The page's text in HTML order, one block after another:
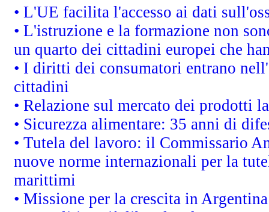
• L'UE facilita l'accesso ai dati
• L'istruzione e la formazione non
un quarto dei cittadini europei che
• I diritti dei consumatori entrano
cittadini
• Relazione sul mercato dei prodotti
• Sicurezza alimentare: 35 anni di
• Tutela del lavoro: il Commissario
nuove norme internazionali per la
marittimi
• Missione per la crescita in